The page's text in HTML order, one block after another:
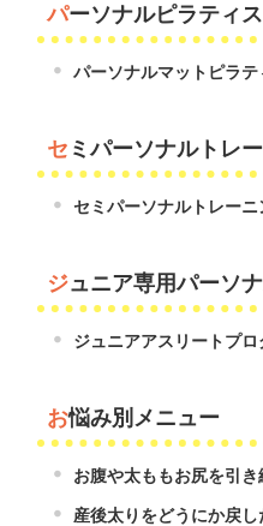
パーソナルピラティス
パーソナルマットピラテ
セミパーソナルトレ
セミパーソナルトレーニ
ジュニア専用パーソ
ジュニアアスリートプ
お悩み別メニュー
お腹や太ももお尻を引き
産後太りをどうにか戻し